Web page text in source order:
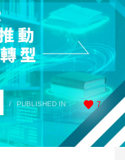
7
/
PUBLISHED IN